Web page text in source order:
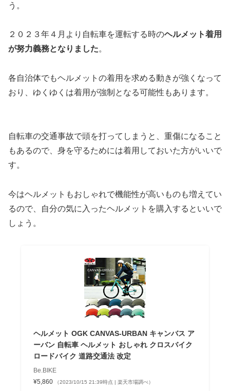
う。
２０２３年４月より自転車を運転する時のヘルメット着用
が努力義務となりました。
各自治体でもヘルメットの着用を求める動きが強くなって
おり、ゆくゆくは着用が強制となる可能性もあります。
自転車の交通事故で頭を打ってしまうと、重傷になること
もあるので、身を守るためには着用しておいた方がいいで
す。
今はヘルメットもおしゃれで機能性が高いものも増えてい
るので、自分の気に入ったヘルメットを購入するといいで
しょう。
ヘルメット OGK CANVAS-URBAN キャンバス ア
ーバン 自転車 ヘルメット おしゃれ クロスバイク
ロードバイク 道路交通法 改定
Be.BIKE
¥5,860
（2023/10/15 21:39時点 | 楽天市場調べ）